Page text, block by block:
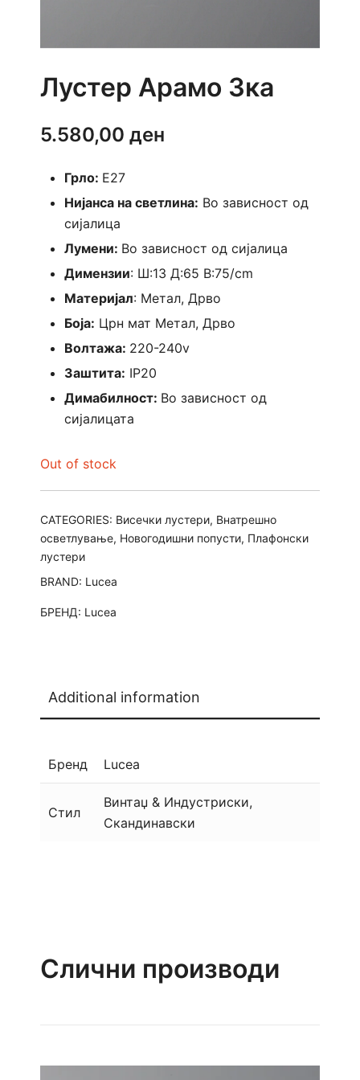
Лустер Арамо 3ка
5.580,00 ден
Грло: E27
Нијанса на светлина: Во зависност од
сијалица
Лумени: Во зависност од сијалица
Димензии: Ш:13 Д:65 В:75/cm
Материјал: Метал, Дрво
Боја: Црн мат Метал, Дрво
Волтажа: 220-240v
Заштита: IP20
Димабилност: Во зависност од
сијалицата
Out of stock
CATEGORIES: Висечки лустери, Внатрешно
осветлување, Новогодишни попусти, Плафонски
лустери
BRAND: Lucea
БРЕНД: Lucea
Additional information
Бренд Lucea
Стил
Винтаџ & Индустриски,
Скандинавски
Слични производи